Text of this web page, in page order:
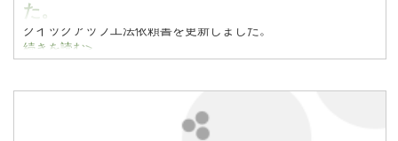
た。
クイックアップ工法依頼書を更新しました。
続きを読む>